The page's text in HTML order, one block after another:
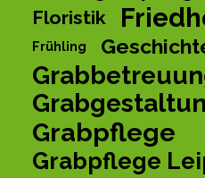
Floristik
Frühling
Grabpflege
Grabpflege